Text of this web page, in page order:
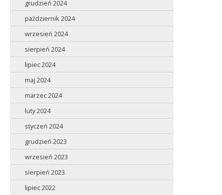
grudzień 2024
październik 2024
wrzesień 2024
sierpień 2024
lipiec 2024
maj 2024
marzec 2024
luty 2024
styczeń 2024
grudzień 2023
wrzesień 2023
sierpień 2023
lipiec 2022